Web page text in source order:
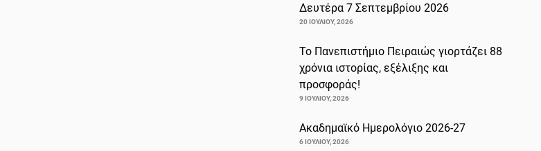
Δευτέρα 7 Σεπτεμβρίου 2026
20 ΙΟΥΛΊΟΥ, 2026
Το Πανεπιστήμιο Πειραιώς γιορτάζει 88
χρόνια ιστορίας, εξέλιξης και
προσφοράς!
9 ΙΟΥΛΊΟΥ, 2026
Ακαδημαϊκό Ημερολόγιο 2026-27
6 ΙΟΥΛΊΟΥ, 2026